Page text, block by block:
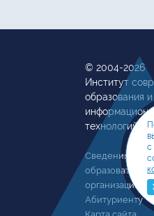
© 2004-2026
Институт
образования и
технологий
Сведения об
организации
Абитуриенту
с